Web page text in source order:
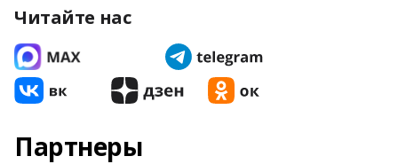
Читайте нас
Партнеры